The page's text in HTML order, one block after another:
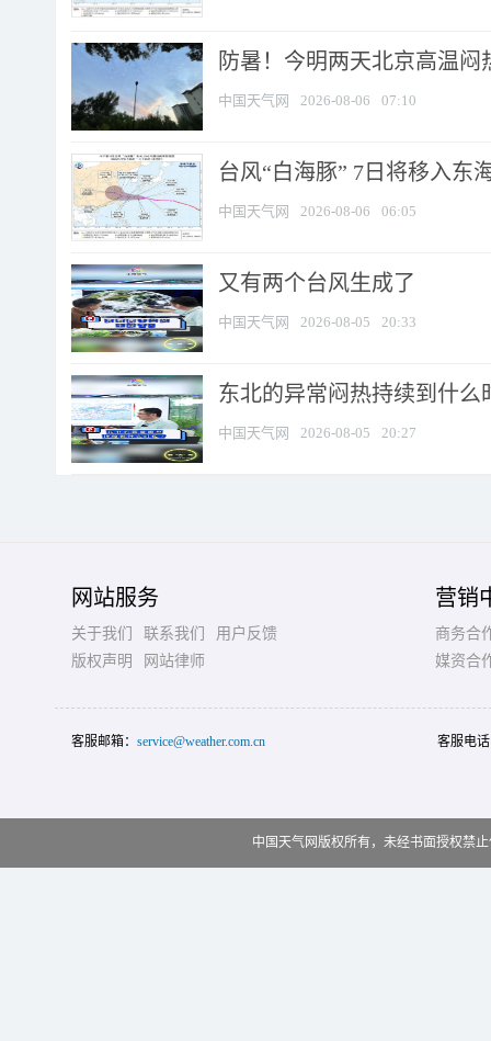
防暑！今明两天北京高温
中国天气网 2026-08-06 07:10
台风“白海豚” 7日将移入东
中国天气网 2026-08-06 06:05
又有两个台风生成了
中国天气网 2026-08-05 20:33
东北的异常闷热持续到什么
中国天气网 2026-08-05 20:27
网站服务
关于我们 联系我们
用户反馈
版权声明
网站律师
营销
商务合
媒资合
客服邮箱： service@weather.com.cn 客服电
中国天气网版权所有，未经书面授权